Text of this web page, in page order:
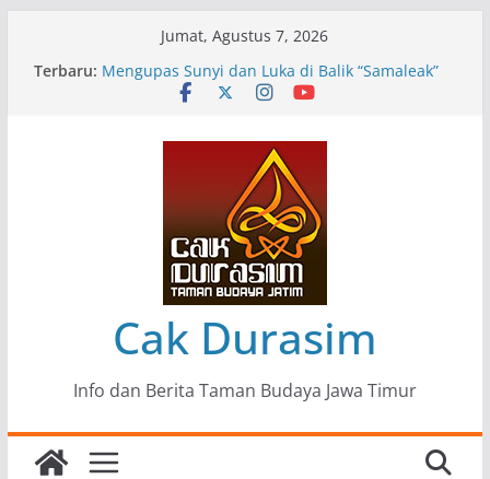
Jumat, Agustus 7, 2026
Terbaru: Pameran Lukisan Komunitas Patria Seni Rupa
Kota Blitar : Ketika “Bergerak” Menjadi Mantra
Mengupas Sunyi dan Luka di Balik “Samaleak”
Menjaga Marwah Seni dan Budaya: Catatan
Kunjungan Kerja Ir. Bambang Haryo Soekartono
(BHS) Anggota DPR RI ke Taman Budaya Jawa
Pameran Tunggal 35 Karya Agus Koecink
“Tumbang Tambang”, Ungkapan Kritis Tentang
Derita Pekerja Pertambangan
Cak Durasim
Info dan Berita Taman Budaya Jawa Timur